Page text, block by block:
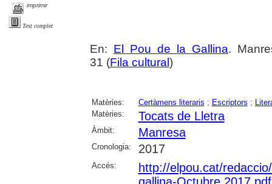
imprimir
Text complet
En: El Pou de la Gallina.
31 (Fila cultural )
Matèries: Certàmens literaris ; Escriptors ;
Matèries:
Tocats de Lletra
Àmbit: Manresa
Cronologia: 2017
Accés:
http://elpou.cat/